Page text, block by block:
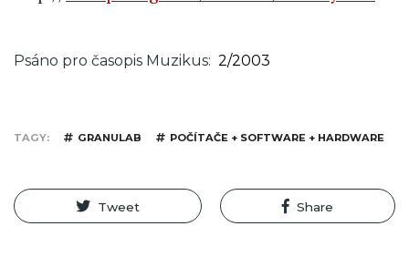
Psáno pro časopis Muzikus 2/2003
TAGY GRANULAB POČÍTAČE + SOFTWARE + HARDWARE
Tweet Share